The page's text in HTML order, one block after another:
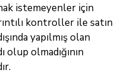
istemeyenler için
kontroller ile satın
yapılmış olan
olup olmadığının